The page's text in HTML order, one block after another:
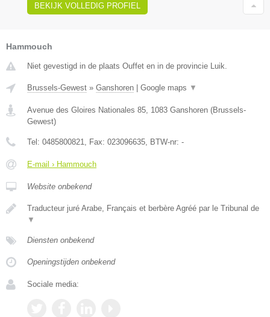
BEKIJK VOLLEDIG PROFIEL
Hammouch
Niet gevestigd in de plaats Ouffet en in de provincie Luik.
Brussels-Gewest » Ganshoren Google maps ▼
Avenue des Gloires Nationales 85 1083 Ganshoren (Brussels-
Gewest)
Tel: 0485800821 , Fax: 023096635 , BTW-nr: -
E-mail › Hammouch
Website onbekend
Traducteur juré Arabe, Français et berbère Agréé par le Tribunal de
▼
Diensten onbekend
Openingstijden onbekend
Sociale media: